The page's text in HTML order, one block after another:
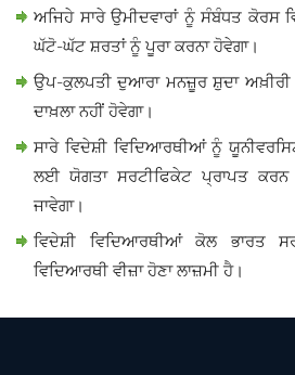
ਅਜਿਹੇ ਸਾਰੇ ਉਮੀਦਵਾਰਾਂ ਨੂੰ ਸੰਬੰਧਤ ਕੋਰਸ
ਘੱਟੋ-ਘੱਟ ਸ਼ਰਤਾਂ ਨੂੰ ਪੂਰਾ ਕਰਨਾ ਹੋਵੇਗਾ।
ਉਪ-ਕੁਲਪਤੀ ਦੁਆਰਾ ਮਨਜ਼ੂਰ ਸ਼ੁਦਾ ਅਖ਼ੀਰੀ
ਦਾਖ਼ਲਾ ਨਹੀਂ ਹੋਵੇਗਾ।
ਸਾਰੇ ਵਿਦੇਸ਼ੀ ਵਿਦਿਆਰਥੀਆਂ ਨੂੰ
ਲਈ ਯੋਗਤਾ ਸਰਟੀਫਿਕੇਟ ਪ੍ਰਾਪਤ ਕਰਨ
ਜਾਵੇਗਾ।
ਵਿਦੇਸ਼ੀ ਵਿਦਿਆਰਥੀਆਂ ਕੋਲ ਭਾਰਤ
ਵਿਦਿਆਰਥੀ ਵੀਜ਼ਾ ਹੋਣਾ ਲਾਜ਼ਮੀ ਹੈ।